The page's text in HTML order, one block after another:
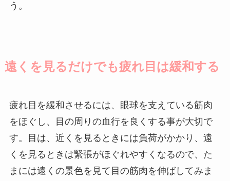
う。
遠くを見るだけでも疲れ目は緩和する
疲れ目を緩和させるには、眼球を支えている筋肉
をほぐし、目の周りの血行を良くする事が大切で
す。目は、近くを見るときには負荷がかかり、遠
くを見るときは緊張がほぐれやすくなるので、た
まには遠くの景色を見て目の筋肉を伸ばしてみま